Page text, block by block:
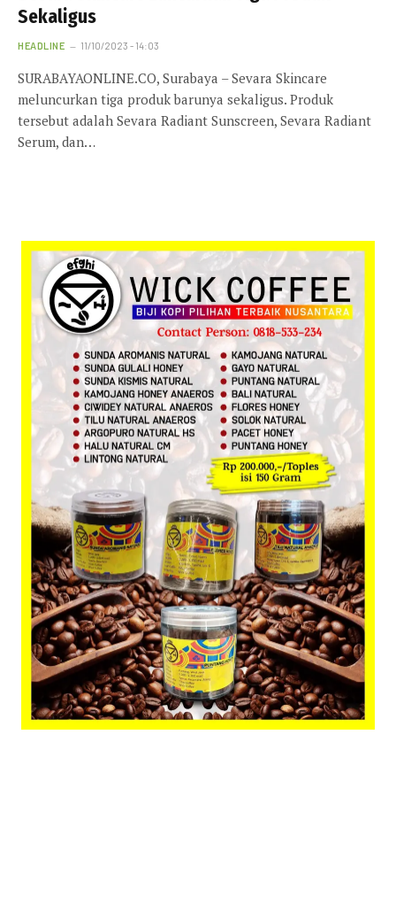
Sekaligus
HEADLINE 11/10/2023 - 14:03
SURABAYAONLINE.CO, Surabaya – Sevara Skincare
meluncurkan tiga produk barunya sekaligus. Produk
tersebut adalah Sevara Radiant Sunscreen, Sevara Radiant
Serum, dan…